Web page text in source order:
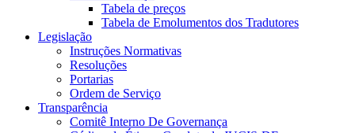
Tabela de preços
Tabela de Emolumentos dos Tradutores
Legislação
Instruções Normativas
Resoluções
Portarias
Ordem de Serviço
Transparência
Comitê Interno De Governança